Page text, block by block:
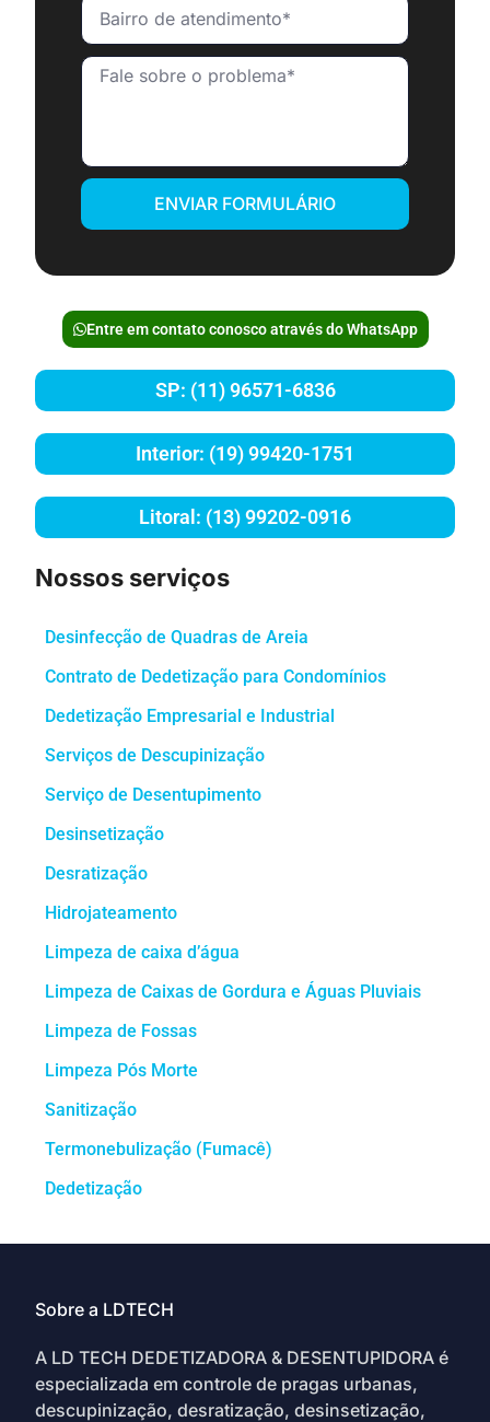
ENVIAR FORMULÁRIO
Entre em contato conosco através do WhatsApp
SP: (11) 96571-6836
Interior: (19) 99420-1751
Litoral: (13) 99202-0916
Nossos serviços
Desinfecção de Quadras de Areia
Contrato de Dedetização para Condomínios
Dedetização Empresarial e Industrial
Serviços de Descupinização
Serviço de Desentupimento
Desinsetização
Desratização
Hidrojateamento
Limpeza de caixa d’água
Limpeza de Caixas de Gordura e Águas Pluviais
Limpeza de Fossas
Limpeza Pós Morte
Sanitização
Termonebulização (Fumacê)
Dedetização
Sobre a LDTECH
A LD TECH DEDETIZADORA & DESENTUPIDORA é
especializada em controle de pragas urbanas,
descupinização, desratização, desinsetização,